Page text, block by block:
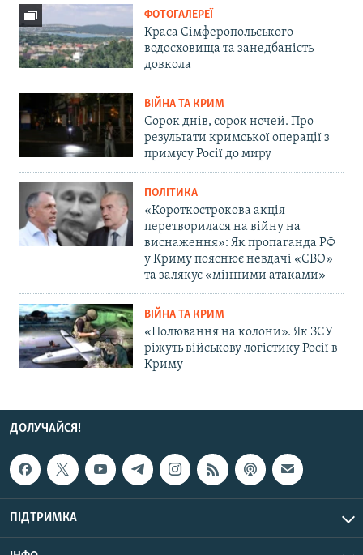
ФОТОГАЛЕРЕЇ
Краса Сімферопольського
водосховища та занедбаність
довкола
ВІЙНА ТА КРИМ
Сорок днів, сорок ночей. Про
результати кримської операції з
примусу Росії до миру
ПОЛІТИКА
«Короткострокова акція
перетворилася на війну на
виснаження»: Як пропаганда РФ
у Криму пояснює невдачі «СВО»
та залякує «мінними атаками»
ВІЙНА ТА КРИМ
«Полювання на колони». Як ЗСУ
ріжуть військову логістику Росії в
Криму
ДОЛУЧАЙСЯ!
ПІДТРИМКА